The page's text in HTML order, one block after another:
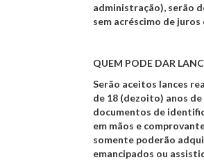
administração), serão
sem acréscimo de
QUEM PODE DAR
Serão aceitos lances
de 18 (dezoito) anos
documentos de
em mãos e
somente poderão
emancipados ou